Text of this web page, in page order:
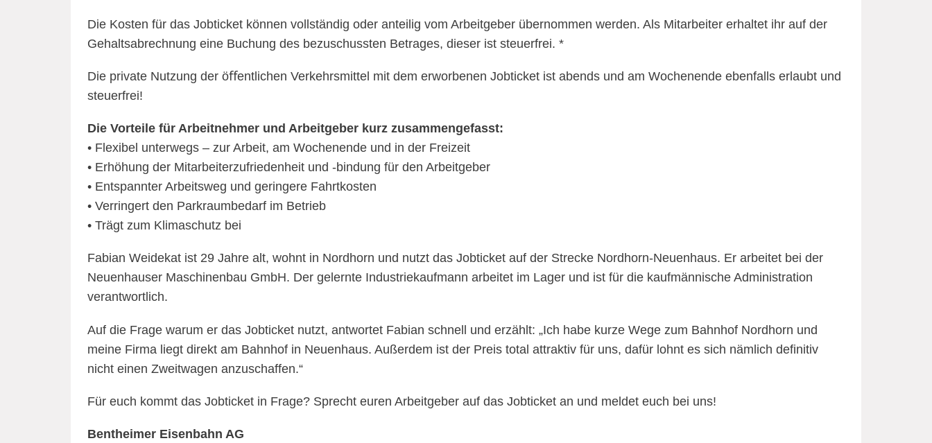
Die Kosten für das Jobticket können vollständig oder anteilig vom Arbeitgeber übernommen werden. Als Mitarbeiter erhaltet ihr auf der
Gehaltsabrechnung eine Buchung des bezuschussten Betrages, dieser ist steuerfrei. *
Die private Nutzung der öﬀentlichen Verkehrsmittel mit dem erworbenen Jobticket ist abends und am Wochenende ebenfalls erlaubt und
steuerfrei!
Die Vorteile für Arbeitnehmer und Arbeitgeber kurz zusammengefasst:
• Flexibel unterwegs – zur Arbeit, am Wochenende und in der Freizeit
• Erhöhung der Mitarbeiterzufriedenheit und -bindung für den Arbeitgeber
• Entspannter Arbeitsweg und geringere Fahrtkosten
• Verringert den Parkraumbedarf im Betrieb
• Trägt zum Klimaschutz bei
Fabian Weidekat ist 29 Jahre alt, wohnt in Nordhorn und nutzt das Jobticket auf der Strecke Nordhorn-Neuenhaus. Er arbeitet bei der
Neuenhauser Maschinenbau GmbH. Der gelernte Industriekaufmann arbeitet im Lager und ist für die kaufmännische Administration
verantwortlich.
Auf die Frage warum er das Jobticket nutzt, antwortet Fabian schnell und erzählt: „Ich habe kurze Wege zum Bahnhof Nordhorn und
meine Firma liegt direkt am Bahnhof in Neuenhaus. Außerdem ist der Preis total attraktiv für uns, dafür lohnt es sich nämlich definitiv
nicht einen Zweitwagen anzuschaffen.“
Für euch kommt das Jobticket in Frage? Sprecht euren Arbeitgeber auf das Jobticket an und meldet euch bei uns!
Bentheimer Eisenbahn AG